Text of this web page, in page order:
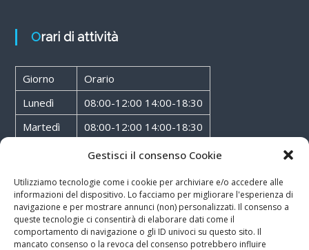
Gestisci il consenso Cookie
Utilizziamo tecnologie come i cookie per archiviare e/o accedere alle
informazioni del dispositivo. Lo facciamo per migliorare l'esperienza di
navigazione e per mostrare annunci (non) personalizzati. Il consenso a
queste tecnologie ci consentirà di elaborare dati come il
comportamento di navigazione o gli ID univoci su questo sito. Il
mancato consenso o la revoca del consenso potrebbero influire
Orari di attività
Giorno
Orario
Lunedì
08:00-12:00 14:00-18:30
Martedì
08:00-12:00 14:00-18:30
08:00-12:00 14:00-18:30
Venerdì
08:00-12:00 14:00-18:30
Sabato
08:00-12:00